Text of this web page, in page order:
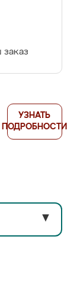
УЗНАТЬ
ПОДРОБНОСТИ
▼